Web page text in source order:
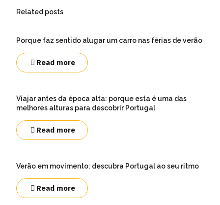
Related posts
Porque faz sentido alugar um carro nas férias de verão
Read more
Viajar antes da época alta: porque esta é uma das
melhores alturas para descobrir Portugal
Read more
Verão em movimento: descubra Portugal ao seu ritmo
Read more